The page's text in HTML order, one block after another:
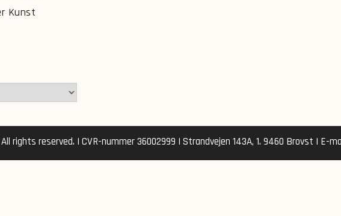
Kunst
rights reserved. | CVR-nummer 36002999 | Strandvejen 143A, 1. 9460 Brovst | E-